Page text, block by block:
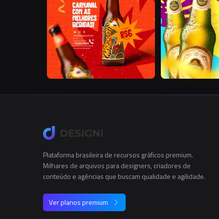
Plataforma brasileira de recursos gráficos premium.
Milhares de arquivos para designers, criadores de
conteúdo e agências que buscam qualidade e agilidade.
Ver planos premium